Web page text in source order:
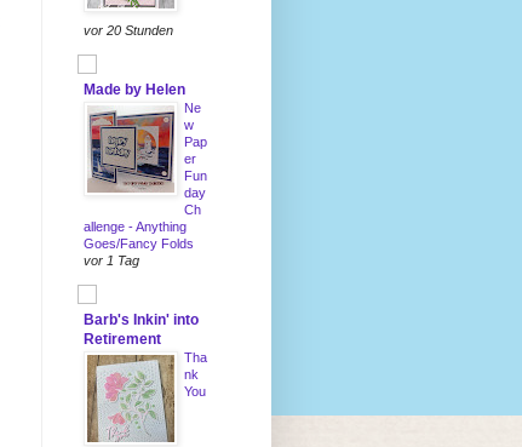
vor 20 Stunden
Made by Helen
Ne
w
Pap
er
Fun
day
Ch
allenge - Anything
Goes/Fancy Folds
vor 1 Tag
Barb's Inkin' into
Retirement
Tha
nk
You